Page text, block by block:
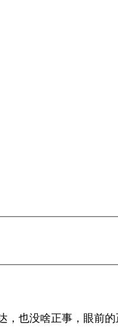
也没啥正事，眼前